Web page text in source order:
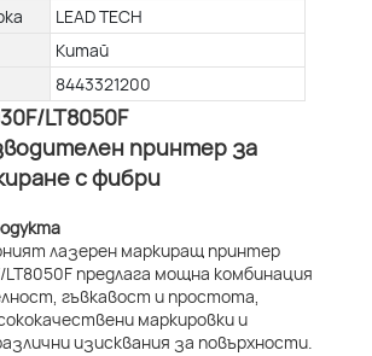
LEAD TECH
Китай
8443321200
LT8050F
принтер за
с фибри
лазерен маркиращ принтер
LT8050F предлага мощна комбинация
гъвкавост и простота,
маркировки и
изисквания за повърхности.